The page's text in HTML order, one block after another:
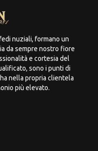
nuziali, formano un
da sempre nostro fiore
e cortesia del
sono i punti di
nella propria clientela
più elevato.